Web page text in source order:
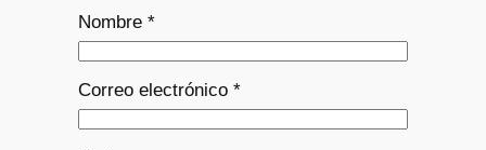
Nombre *
Correo electrónico *